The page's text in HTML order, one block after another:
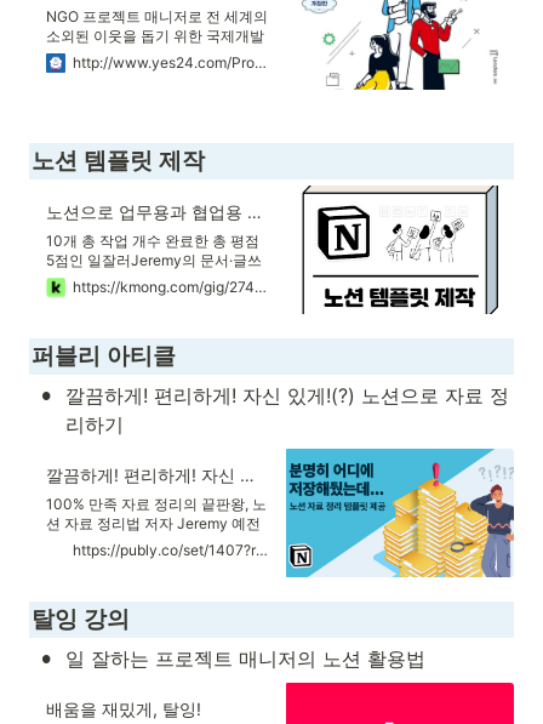
NGO 프로젝트 매니저로 전 세계의
소외된 이웃을 돕기 위한 국제개발
협력 사업을 진행하고 있다. 국제개
발협력은 국제사회가 직면한 문제
달성하기 위해 사업 기획, 모금, 프
로젝트 운영, 모니터링, 평가 등을
글라데시, 우간다, 몽골 등의 다양
...
http://www.yes24.com/Product/Goods/112389753
노션 템플릿 제작
노션으로 업무용과 협업용 템플릿을 만들어 드립니다. | 50000원부터 시작 가능한 총 평점 5점의 문서·글쓰기, 기타 서비스 | 프리랜서마켓 No. 1 크몽
10개 총 작업 개수 완료한 총 평점
5점인 일잘러Jeremy의 문서·글쓰
기, 기타 서비스를 8개의 리뷰와 함
께 확인해 보세요. 문서·글쓰기, 기
능한 서비스
https://kmong.com/gig/274695
퍼블리 아티클
•
깔끔하게! 편리하게! 자신 있게!(?) 노션으로 자료 정
리하기
깔끔하게! 편리하게! 자신 있게!(?) 노션으로 자료 정리하기(feat.템플릿 제공)
100% 만족 자료 정리의 끝판왕, 노
션 자료 정리법 저자 Jeremy 예전
에 읽었던 책 내용을 인용하고 싶은
데, 어디에 적어놨더라? 마케팅 트
준히 업데이트하고 싶은데 괜찮은
툴 없을까? 책, 영상, 이미지같이 다
양한 소스를 한꺼번에 모아두면 관
리하기 편할 텐데. '자료 정리'라....
고, 절로 숙연해지는 단어입니다.
https://publy.co/set/1407?referrer=d0ui3j
탈잉 강의
• 일 잘하는 프로젝트 매니저의 노션 활용법
배움을 재밌게, 탈잉!